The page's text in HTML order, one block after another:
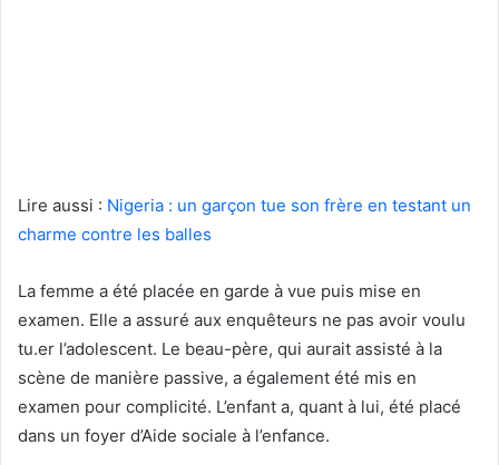
Lire aussi : Nigeria : un garçon tue son frère en testant un
charme contre les balles
La femme a été placée en garde à vue puis mise en
examen. Elle a assuré aux enquêteurs ne pas avoir voulu
tu.er l’adolescent. Le beau-père, qui aurait assisté à la
scène de manière passive, a également été mis en
examen pour complicité. L’enfant a, quant à lui, été placé
dans un foyer d’Aide sociale à l’enfance.